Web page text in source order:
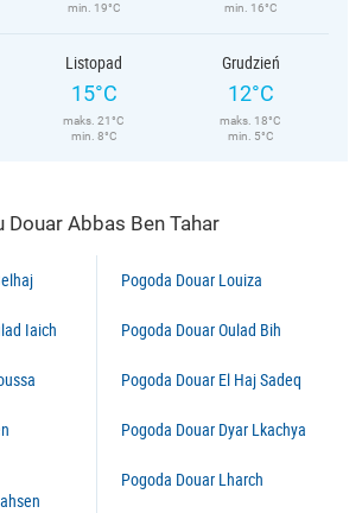
min. 19°C
min. 16°C
Listopad
15°C
maks. 21°C
min. 8°C
Grudzień
12°C
maks. 18°C
min. 5°C
Abbas Ben Tahar
Iaich
Pogoda Douar Louiza
Pogoda Douar Oulad Bih
Pogoda Douar El Haj Sadeq
Pogoda Douar Dyar Lkachya
Pogoda Douar Lharch